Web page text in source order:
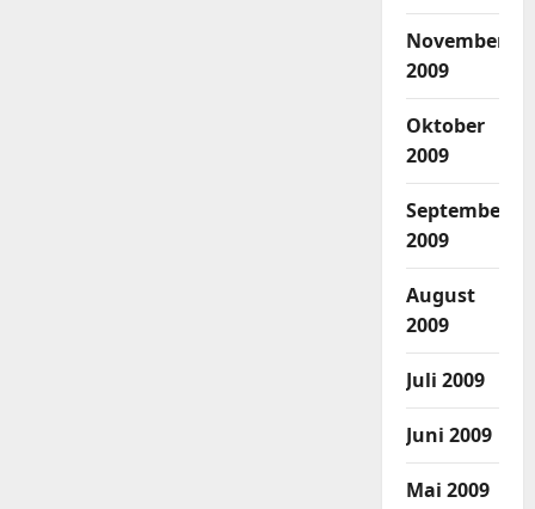
November
2009
Oktober
2009
September
2009
August
2009
Juli 2009
Juni 2009
Mai 2009